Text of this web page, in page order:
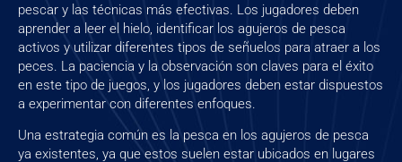
pescar y las técnicas más efectivas. Los jugadores deben
aprender a leer el hielo, identificar los agujeros de pesca
activos y utilizar diferentes tipos de señuelos para atraer a los
peces. La paciencia y la observación son claves para el éxito
en este tipo de juegos, y los jugadores deben estar dispuestos
a experimentar con diferentes enfoques.
Una estrategia común es la pesca en los agujeros de pesca
ya existentes, ya que estos suelen estar ubicados en lugares